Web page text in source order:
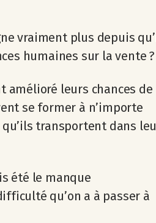
vraiment plus depuis
humaines sur la vente ?
amélioré leurs chances de
se former à n’importe
transportent dans
été le manque
qu’on a à passer à